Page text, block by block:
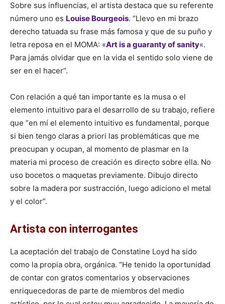
Sobre sus influencias, el artista destaca que su referente
número uno es Louise Bourgeois. “Llevo en mi brazo
derecho tatuada su frase más famosa y que de su puño y
letra reposa en el MOMA: «Art is a guaranty of sanity«.
Para jamás olvidar que en la vida el sentido solo viene de
ser en el hacer”.
Con relación a qué tan importante es la musa o el
elemento intuitivo para el desarrollo de su trabajo, refiere
que “en mí el elemento intuitivo es fundamental, porque
si bien tengo claras a priori las problemáticas que me
preocupan y ocupan, al momento de plasmar en la
materia mi proceso de creación es directo sobre ella. No
uso bocetos o maquetas previamente. Dibujo directo
sobre la madera por sustracción, luego adiciono el metal
y el color”.
Artista con interrogantes
La aceptación del trabajo de Constatine Loyd ha sido
como la propia obra, orgánica. “He tenido la oportunidad
de contar con gratos comentarios y observaciones
enriquecedoras de parte de miembros del medio